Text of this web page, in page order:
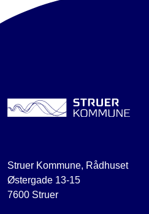
Struer Kommune, Rådhuset
Østergade 13-15
7600 Struer